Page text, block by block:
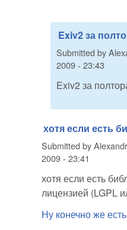
Exiv2 за
Submitted by
2009 - 23:43
Exiv2 за
хотя если есть
Submitted by
2009 - 23:41
хотя если есть
лицензией (LGPL
Ну конечно же